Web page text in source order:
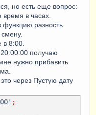
но есть еще вопрос:
время в часах.
функцию разность
8:00.
получаю
нужно прибавить
через Пустую дату
;